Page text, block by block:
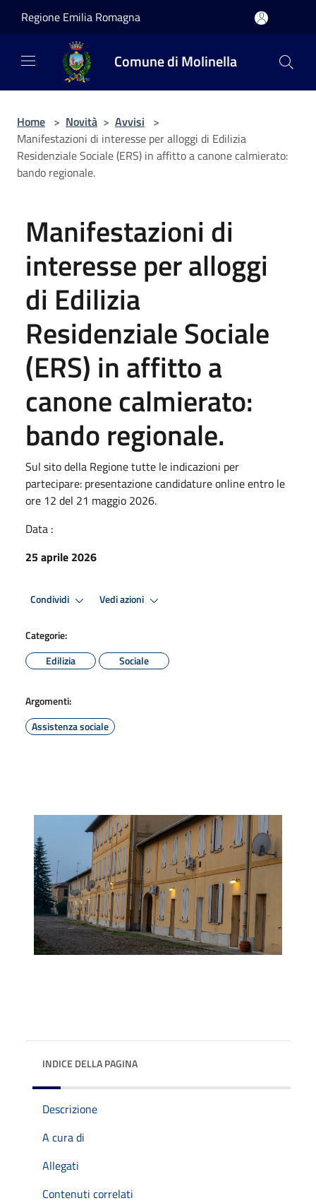
Regione Emilia Romagna
Comune di Molinella
Home > Novità > Avvisi >
Manifestazioni di interesse per alloggi di Edilizia
Residenziale Sociale (ERS) in affitto a canone calmierato:
bando regionale.
Manifestazioni di
interesse per alloggi
di Edilizia
Residenziale Sociale
(ERS) in affitto a
canone calmierato:
bando regionale.
Sul sito della Regione tutte le indicazioni per
partecipare: presentazione candidature online entro le
ore 12 del 21 maggio 2026.
Data :
25 aprile 2026
Condividi Vedi azioni
Categorie:
Edilizia
Sociale
Argomenti:
Assistenza sociale
INDICE DELLA PAGINA
Descrizione
A cura di
Allegati
Contenuti correlati